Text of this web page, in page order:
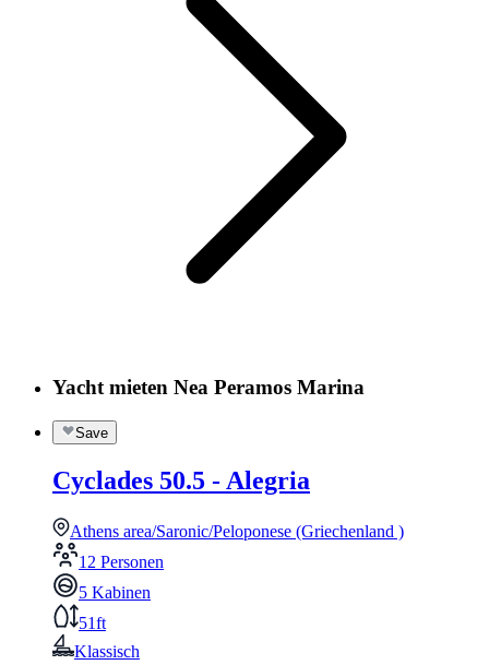
Yacht mieten Nea Peramos Marina
Save
Cyclades 50.5 - Alegria
Athens area/Saronic/Peloponese (Griechenland )
12 Personen
5 Kabinen
51ft
Klassisch